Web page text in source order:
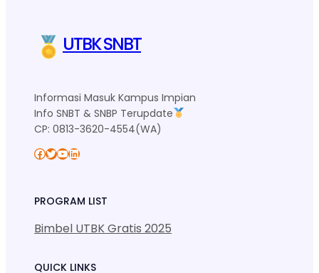
UTBK SNBT
Informasi Masuk Kampus Impian
Info SNBT & SNBP Terupdate
CP: 0813-3620-4554(WA)
Facebook Twitter YouTube LinkedIn
PROGRAM LIST
Bimbel UTBK Gratis 2025
QUICK LINKS